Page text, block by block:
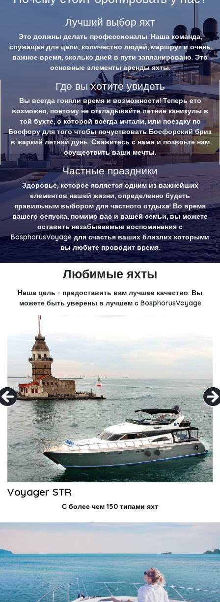
Лучший выбор яхт
Это должны делать профессионалы. Наша команда,
служащая для цели, количество людей, маршрут и очень
важное время, сколько дней в пути запланировано. Это
основные элементы аренды яхты.
Где вы хотите увидеть
Вы всегда гоняли время и возможности! Теперь ето
возможно, поетому не огкладывайте летние каникулы в
той бухте, о которой всегда мчтали, или поездку по
Босфору для того чтобы почуствовать Босфорский бриз
в жаркий летний дунь. Свяжитесь с нами и позвоьте нам
осуществить ваши мечты.
Частные праздники
Здоровье, которое является одним из важнейших
елементов нашей жизни, определенно будеть
правильным выбором для частного отдыха! Во время
вашего оепуска, помимо вас и вашей семьи, вы можете
оставить незабываемые воспоминания с
BosphorusVoyage для счастья ваших близлих которыми
вы любите проводит время.
Любимые яхты
Наша цель - предоставить вам лучшее качество. Вы
можете быть уверены в лучшем с BosphorusVoyage
Voyager STR
С более чем 150 типами яхт